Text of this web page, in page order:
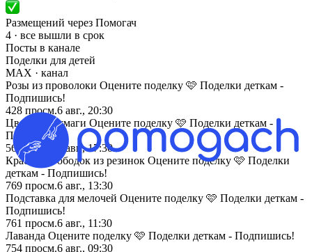
Размещений через Помогач
4 · все вышли в срок
Посты в канале
Поделки для детей
MAX · канал
Розы из проволоки Оцените поделку 🩷 Поделки деткам -
Подпишись!
428 просм.6 авг., 20:30
Цветы из бумаги Оцените поделку 🩷 Поделки деткам -
Подпишись!
564просм.
6 авг., 17:30
Красивый ободок из резинок Оцените поделку 🩷 Поделки
деткам - Подпишись!
769 просм.6 авг., 13:30
Подставка для мелочей Оцените поделку 🩷 Поделки деткам -
Подпишись!
761 просм.6 авг., 11:30
Лаванда Оцените поделку 🩷 Поделки деткам - Подпишись!
754 просм.6 авг., 09:30